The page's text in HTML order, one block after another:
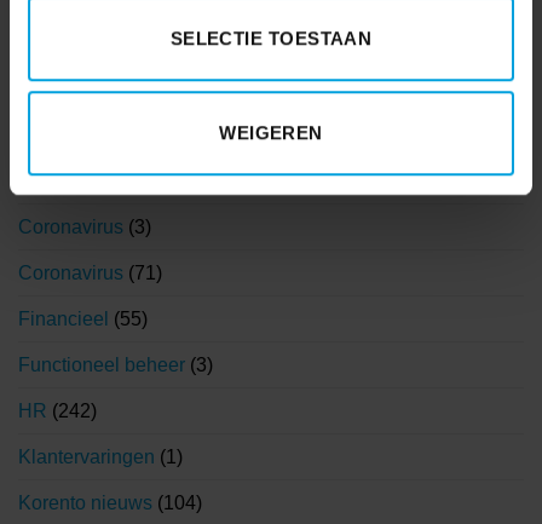
SELECTIE TOESTAAN
WEIGEREN
AVG(15)
Coronavirus (3)
Coronavirus (71)
Financieel (55)
Functioneel beheer (3)
HR (242)
Klantervaringen (1)
Korento nieuws (104)